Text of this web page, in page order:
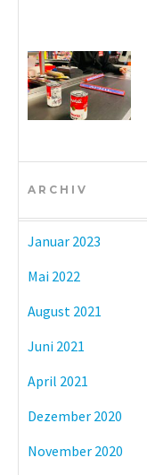
ARCHIV
Januar 2023
Mai 2022
August 2021
Juni 2021
April 2021
Dezember 2020
November 2020